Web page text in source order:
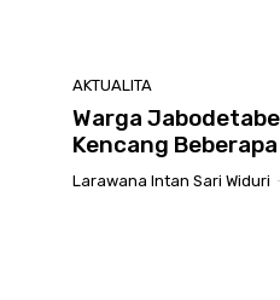
AKTUALITA
Warga
Kencang
Larawana Intan Sari Widuri